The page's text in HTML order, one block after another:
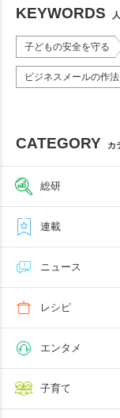
KEYWORDS
子どもの安全を守る
ビジネスメールの作法
CATEGORY カ
総研
連載
ニュース
レシピ
エンタメ
子育て